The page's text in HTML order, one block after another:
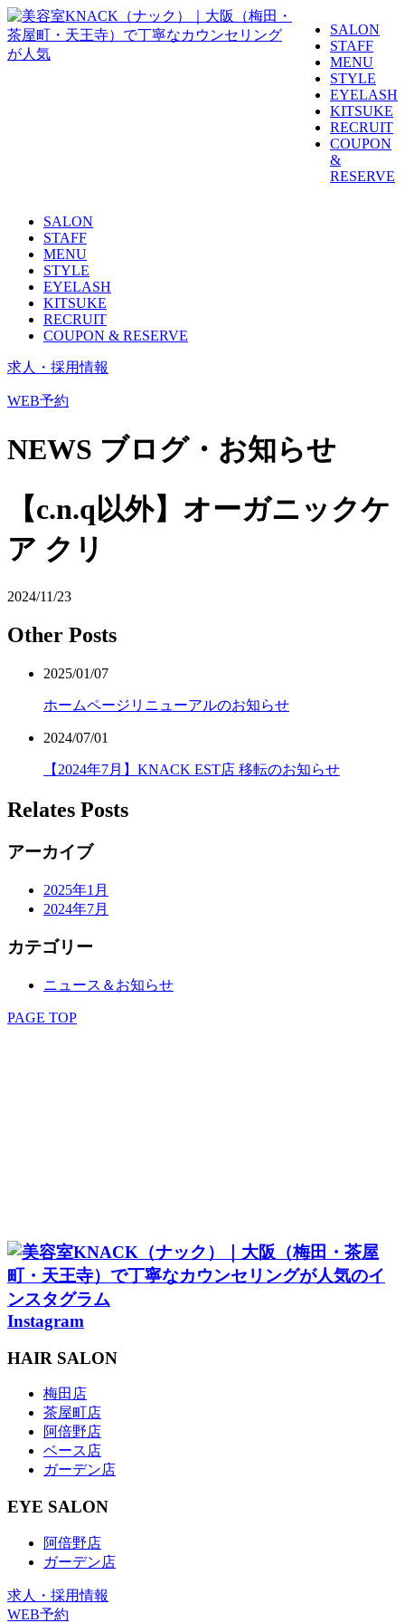
SALON
STAFF
MENU
STYLE
EYELASH
KITSUKE
RECRUIT
COUPON
&
RESERVE
SALON
STAFF
MENU
STYLE
EYELASH
KITSUKE
RECRUIT
COUPON & RESERVE
求人・採用情報
WEB予約
NEWS ブログ・お知らせ
【c.n.q以外】オーガニックケ
ア クリ
2024/11/23
Other Posts
2025/01/07
ホームページリニューアルのお知らせ
2024/07/01
【2024年7月】KNACK EST店 移転のお知らせ
Relates Posts
アーカイブ
2025年1月
2024年7月
カテゴリー
ニュース＆お知らせ
PAGE TOP
Instagram
HAIR SALON
梅田店
茶屋町店
阿倍野店
ベース店
ガーデン店
EYE SALON
阿倍野店
ガーデン店
求人・採用情報
WEB予約